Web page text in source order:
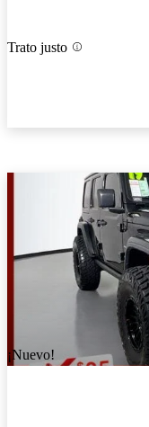
Trato justo
¡Nuevo!